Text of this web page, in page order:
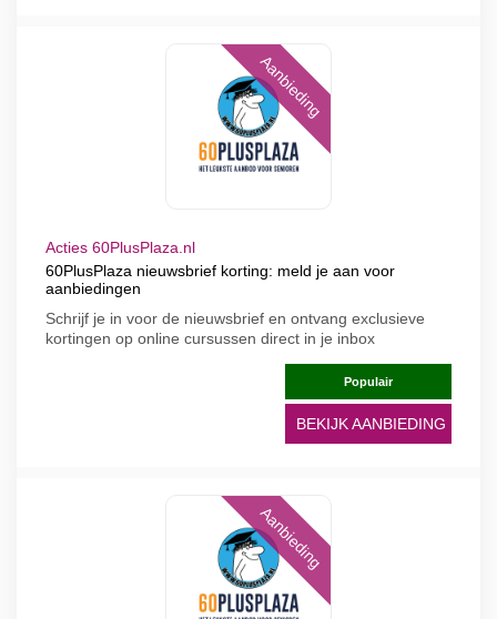
Aanbieding
Acties 60PlusPlaza.nl
60PlusPlaza nieuwsbrief korting: meld je aan voor
aanbiedingen
Schrijf je in voor de nieuwsbrief en ontvang exclusieve
kortingen op online cursussen direct in je inbox
Populair
BEKIJK AANBIEDING
Aanbieding